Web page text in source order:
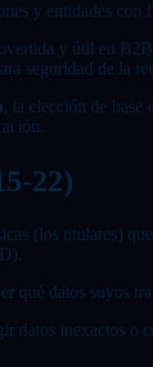
y entidades con
y útil en
seguridad de la
, la elección de base
22)
(los titulares)
qué datos suyos
datos inexactos o